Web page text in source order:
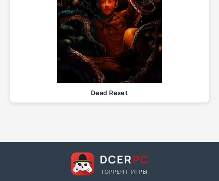
Dead Reset
DCERPC
ТОРРЕНТ-ИГРЫ